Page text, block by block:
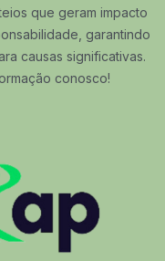
que geram impacto
garantindo
causas significativas.
conosco!